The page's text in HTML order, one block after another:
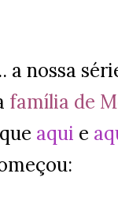
a nossa
família de
aqui e